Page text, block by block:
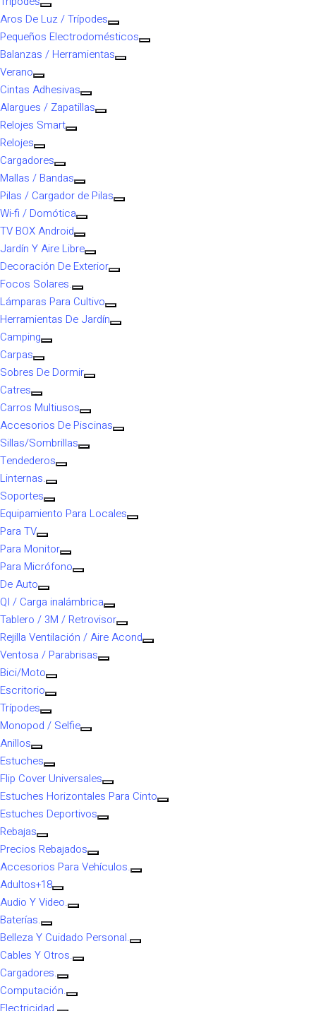
Aros De Luz / Trípodes
Pequeños Electrodomésticos
Balanzas / Herramientas
Verano
Cintas Adhesivas
Alargues / Zapatillas
Relojes Smart
Relojes
Cargadores
Mallas / Bandas
Pilas / Cargador de Pilas
Wi-fi / Domótica
TV BOX Android
Jardín Y Aire Libre
Decoración De Exterior
Focos Solares.
Lámparas Para Cultivo
Herramientas De Jardín
Camping
Carpas
Sobres De Dormir
Catres
Carros Multiusos
Accesorios De Piscinas
Sillas/Sombrillas
Tendederos
Linternas.
Soportes
Equipamiento Para Locales
Para TV
Para Monitor
Para Micrófono
De Auto
QI / Carga inalámbrica
Tablero / 3M / Retrovisor
Rejilla Ventilación / Aire Acond
Ventosa / Parabrisas
Bici/Moto
Escritorio
Trípodes
Monopod / Selfie
Anillos
Estuches
Flip Cover Universales
Estuches Horizontales Para Cinto
Estuches Deportivos
Rebajas
Precios Rebajados
Accesorios Para Vehículos.
Adultos+18
Audio Y Video.
Baterías.
Belleza Y Cuidado Personal.
Cables Y Otros.
Cargadores.
Computación.